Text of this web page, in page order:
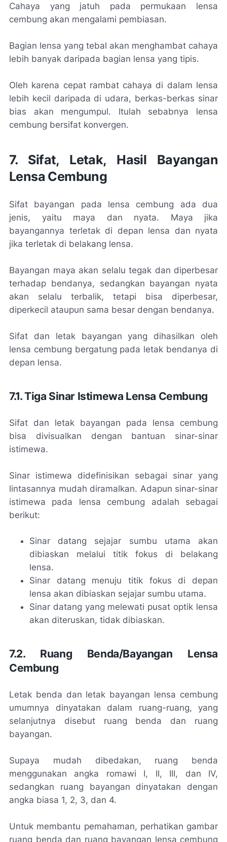
Cahaya yang jatuh pada permukaan lensa
cembung akan mengalami pembiasan.
Bagian lensa yang tebal akan menghambat cahaya
lebih banyak daripada bagian lensa yang tipis.
Oleh karena cepat rambat cahaya di dalam lensa
lebih kecil daripada di udara, berkas-berkas sinar
bias akan mengumpul. Itulah sebabnya lensa
cembung bersifat konvergen.
7. Sifat, Letak, Hasil Bayangan
Lensa Cembung
Sifat bayangan pada lensa cembung ada dua
jenis, yaitu maya dan nyata. Maya jika
bayangannya terletak di depan lensa dan nyata
jika terletak di belakang lensa.
Bayangan maya akan selalu tegak dan diperbesar
terhadap bendanya, sedangkan bayangan nyata
akan selalu terbalik, tetapi bisa diperbesar,
diperkecil ataupun sama besar dengan bendanya.
Sifat dan letak bayangan yang dihasilkan oleh
lensa cembung bergatung pada letak bendanya di
depan lensa.
7.1. Tiga Sinar Istimewa Lensa Cembung
Sifat dan letak bayangan pada lensa cembung
bisa divisualkan dengan bantuan sinar-sinar
istimewa.
Sinar istimewa didefinisikan sebagai sinar yang
lintasannya mudah diramalkan. Adapun sinar-sinar
istimewa pada lensa cembung adalah sebagai
berikut:
Sinar datang sejajar sumbu utama akan
dibiaskan melalui titik fokus di belakang
lensa.
Sinar datang menuju titik fokus di depan
lensa akan dibiaskan sejajar sumbu utama.
Sinar datang yang melewati pusat optik lensa
akan diteruskan, tidak dibiaskan.
7.2. Ruang Benda/Bayangan Lensa
Cembung
Letak benda dan letak bayangan lensa cembung
umumnya dinyatakan dalam ruang-ruang, yang
selanjutnya disebut ruang benda dan ruang
bayangan.
Supaya mudah dibedakan, ruang benda
menggunakan angka romawi I, II, III, dan IV,
sedangkan ruang bayangan dinyatakan dengan
angka biasa 1, 2, 3, dan 4.
Untuk membantu pemahaman, perhatikan gambar
ruang benda dan ruang bayangan lensa cembung